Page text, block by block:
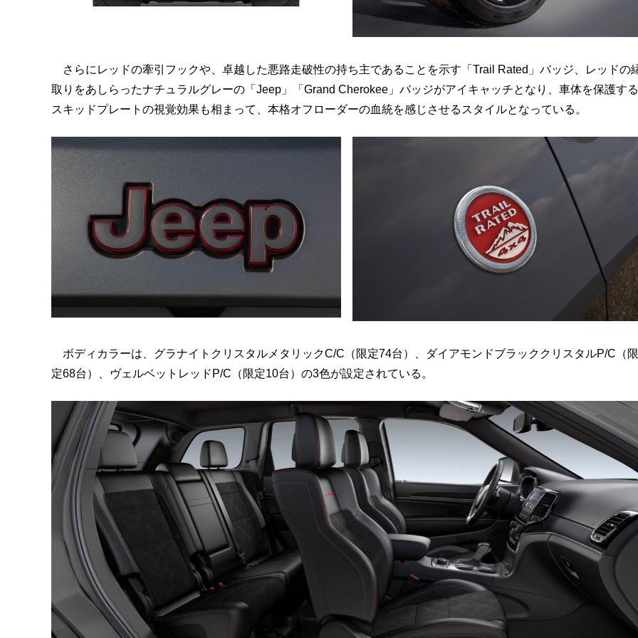
さらにレッドの牽引フックや、卓越した悪路走破性の持ち主であることを示す「Trail Rated」バッジ、レッドの
取りをあしらったナチュラルグレーの「Jeep」「Grand Cherokee」バッジがアイキャッチとなり、車体を保護する
スキッドプレートの視覚効果も相まって、本格オフローダーの血統を感じさせるスタイルとなっている。
ボディカラーは、グラナイトクリスタルメタリックC/C（限定74台）、ダイアモンドブラッククリスタルP/C（限
定68台）、ヴェルベットレッドP/C（限定10台）の3色が設定されている。